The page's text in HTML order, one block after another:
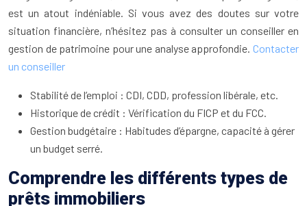
est un atout indéniable. Si vous avez des doutes sur votre
situation financière, n’hésitez pas à consulter un conseiller en
gestion de patrimoine pour une analyse approfondie. Contacter
un conseiller
Stabilité de l’emploi : CDI, CDD, profession libérale, etc.
Historique de crédit : Vérification du FICP et du FCC.
Gestion budgétaire : Habitudes d’épargne, capacité à gérer
un budget serré.
Comprendre les différents types de
prêts immobiliers